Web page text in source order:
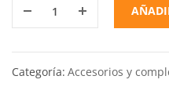
Categoría: Accesorios y